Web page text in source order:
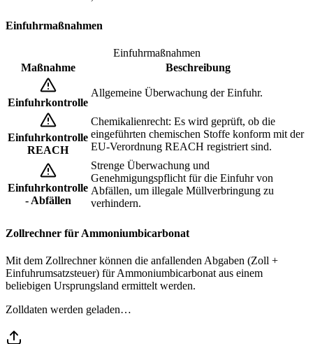
Einfuhrmaßnahmen
Einfuhrmaßnahmen
Maßnahme
Beschreibung
Einfuhrkontrolle
Allgemeine Überwachung der Einfuhr.
Einfuhrkontrolle
REACH
Chemikalienrecht: Es wird geprüft, ob die
eingeführten chemischen Stoffe konform mit der
EU-Verordnung REACH registriert sind.
Einfuhrkontrolle
- Abfällen
Strenge Überwachung und
Genehmigungspflicht für die Einfuhr von
Abfällen, um illegale Müllverbringung zu
verhindern.
Zollrechner für Ammoniumbicarbonat
Mit dem Zollrechner können die anfallenden Abgaben (Zoll +
Einfuhrumsatzsteuer) für Ammoniumbicarbonat aus einem
beliebigen Ursprungsland ermittelt werden.
Zolldaten werden geladen…